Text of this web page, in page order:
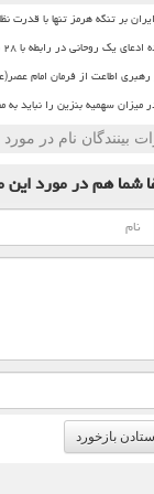
بر تنگه هرمز تنها با قدرت
روحانی در رابطه با ۲۸ بار استعفای مسعود پزشکیان
رهبری اطاعت از فرمان امام
میزان سهمیه بنزین را نباید
بینندگان نام در
شما همدر مورد
بازخورد